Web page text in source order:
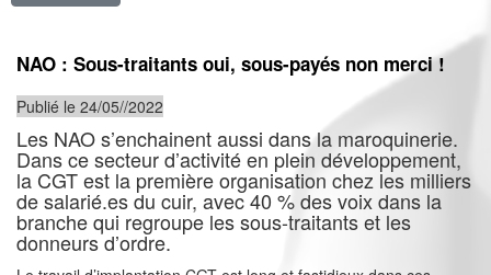
NAO : Sous-traitants oui, sous-payés non merci !
Publié le 24/05//2022
Les NAO s’enchainent aussi dans la maroquinerie.
Dans ce secteur d’activité en plein développement,
la CGT est la première organisation chez les milliers
de salarié.es du cuir, avec 40 % des voix dans la
branche qui regroupe les sous-traitants et les
donneurs d’ordre.